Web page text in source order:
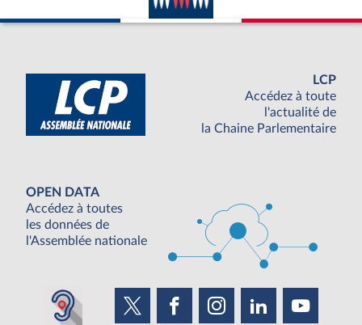
LCP
Accédez à toute
l'actualité de
la Chaine Parlementaire
OPEN DATA
Accédez à toutes
les données de
l'Assemblée nationale